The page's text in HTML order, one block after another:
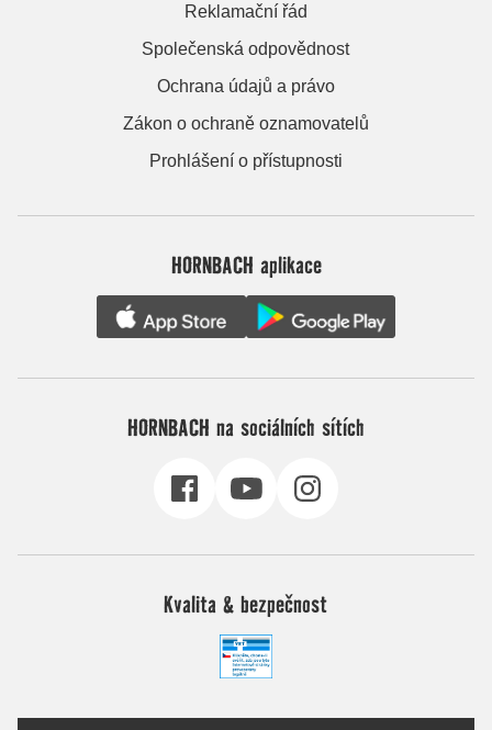
Reklamační řád
Společenská odpovědnost
Ochrana údajů a právo
Zákon o ochraně oznamovatelů
Prohlášení o přístupnosti
HORNBACH aplikace
HORNBACH na sociálních sítích
Kvalita & bezpečnost